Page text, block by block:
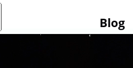
Blog